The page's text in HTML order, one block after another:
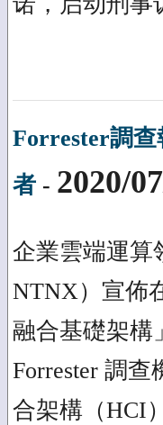
Forrester調
者 - 2020/
企業雲端運算
NTNX）宣佈
融合基礎架構
Forrester 調
合架構（HCI